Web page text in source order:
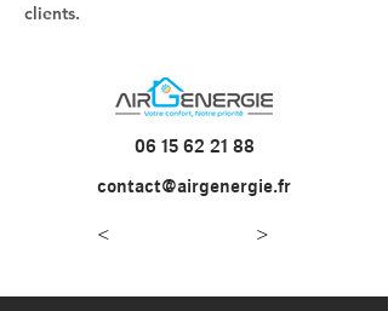
clients.
06 15 62 21 88
contact@airgenergie.fr
< >